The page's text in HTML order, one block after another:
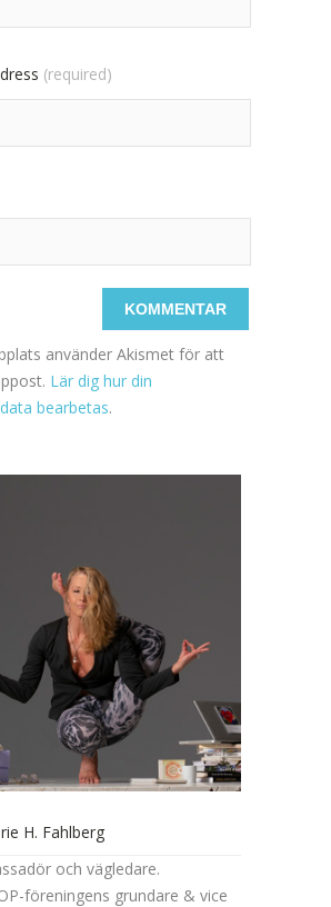
(required)
använder Akismet för att
Lär dig hur din
bearbetas.
H. Fahlberg
och vägledare.
föreningens grundare & vice